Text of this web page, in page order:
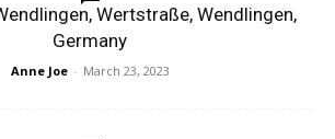
Wertstraße, Wendlingen,
Germany
Anne Joe - March 23, 2023